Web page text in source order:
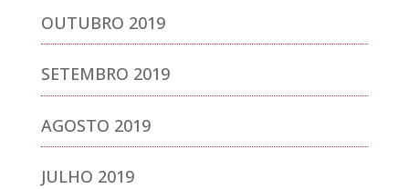
OUTUBRO 2019
SETEMBRO 2019
AGOSTO 2019
JULHO 2019